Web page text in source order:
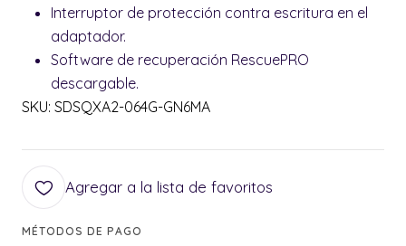
Interruptor de protección contra escritura en el
adaptador.
Software de recuperación RescuePRO
descargable.
SKU: SDSQXA2-064G-GN6MA
Agregar a la lista de favoritos
MÉTODOS DE PAGO